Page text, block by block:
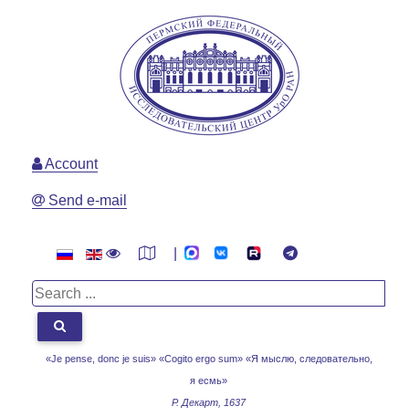
«Je pense, donc je suis» «Cogito ergo sum» «Я мыслю, следовательно,
я есмь»
Р. Декарт, 1637
Account
Send e-mail